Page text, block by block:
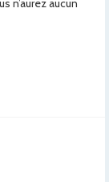
n’aurez aucun